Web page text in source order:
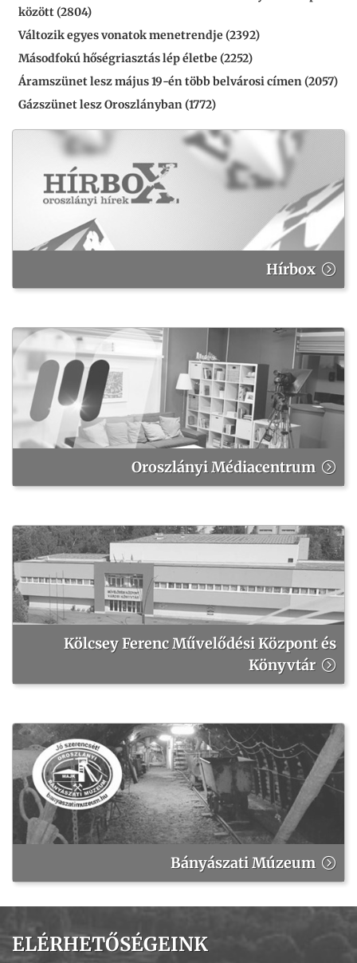
között (2804)
Változik egyes vonatok menetrendje (2392)
Másodfokú hőségriasztás lép életbe (2252)
Áramszünet lesz május 19-én több belvárosi címen (2057)
Gázszünet lesz Oroszlányban (1772)
Hírbox
Oroszlányi Médiacentrum
Kölcsey Ferenc Művelődési Központ és
Könyvtár
Bányászati Múzeum
ELÉRHETŐSÉGEINK